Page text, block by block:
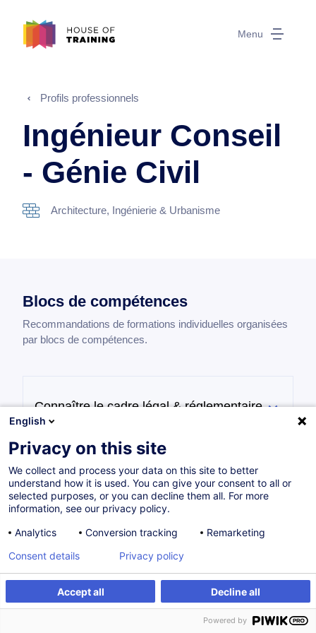
Menu
Profils professionnels
Ingénieur Conseil
- Génie Civil
Architecture, Ingénierie & Urbanisme
Blocs de compétences
Recommandations de formations individuelles organisées
par blocs de compétences.
Connaître le cadre légal & réglementaire
(dans les professions OAI) pour
Maîtriser les méthodes de management
de bureau et de gestion de projet en tant
qu'Ingénieur Conseil - Génie Civil
Intégrer la performance énergétique et
environnementale dans un projet en tant
English
Privacy on this site
We collect and process your data on this site to better
understand how it is used. You can give your consent to all or
selected purposes, or you can decline them all. For more
information, see our privacy policy.
Analytics
Conversion tracking Remarketing
Accept all Decline all
Consent details Privacy policy
Powered by